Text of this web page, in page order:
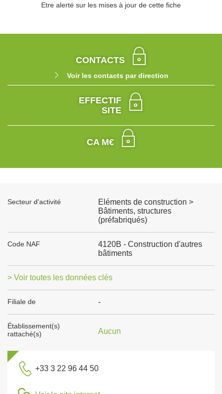
Etre alerté sur les mises à jour de cette fiche
CONTACTS
Voir les contacts par direction
EFFECTIF
SITE
CA M€
Secteur d'activité
Eléments de construction >
Bâtiments, structures
(préfabriqués)
Code NAF
4120B - Construction d'autres
bâtiments
> Voir toutes les données clés
Filiale de -
Établissement(s)
rattaché(s)
Aucun
+33 3 22 96 44 50